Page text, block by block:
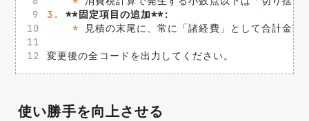
3.
**固定項目の追加**:
* 見積の末尾に、常に「諸経費」として合計金額
変更後の全コードを出力してください。
使い勝手を向上させる